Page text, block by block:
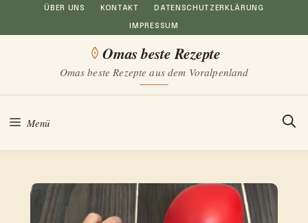
Inhalt
ÜBER UNS KONTAKT DATENSCHUTZERKLÄRUNG
IMPRESSUM
Omas beste Rezepte
Omas beste Rezepte aus dem Voralpenland
Menü